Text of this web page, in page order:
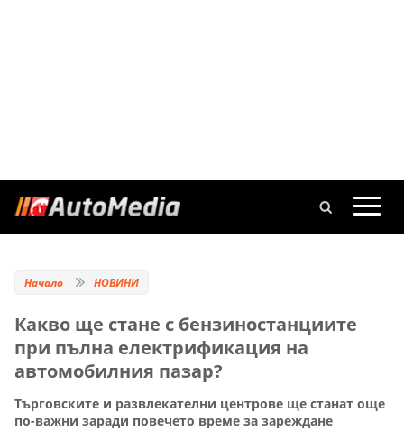
Начало НОВИНИ
Какво ще стане с бензиностанциите
при пълна електрификация на
автомобилния пазар?
Търговските и развлекателни центрове ще станат още
по-важни заради повечето време за зареждане